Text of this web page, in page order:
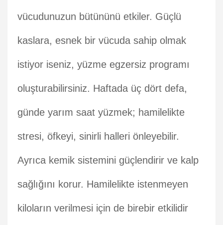
vücudunuzun bütününü etkiler. Güçlü
kaslara, esnek bir vücuda sahip olmak
istiyor iseniz, yüzme egzersiz programı
oluşturabilirsiniz. Haftada üç dört defa,
günde yarım saat yüzmek; hamilelikte
stresi, öfkeyi, sinirli halleri önleyebilir.
Ayrıca kemik sistemini güçlendirir ve kalp
sağlığını korur. Hamilelikte istenmeyen
kiloların verilmesi için de birebir etkilidir